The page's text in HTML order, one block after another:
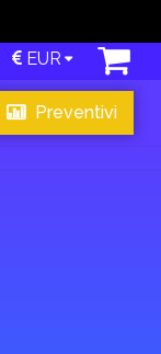
EUR
Preventivi